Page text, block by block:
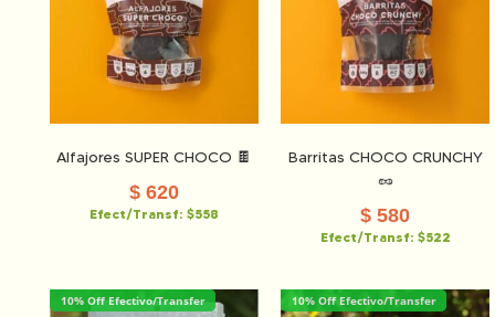
Alfajores SUPER CHOCO 🍫
$ 620
Efect/Transf: $558
Barritas CHOCO CRUNCHY
🥜
$ 580
Efect/Transf: $522
10% Off Efectivo/Transfer 10% Off Efectivo/Transfer